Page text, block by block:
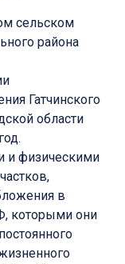
сельском
района
Гатчинского
области
и физическими
в
которыми они